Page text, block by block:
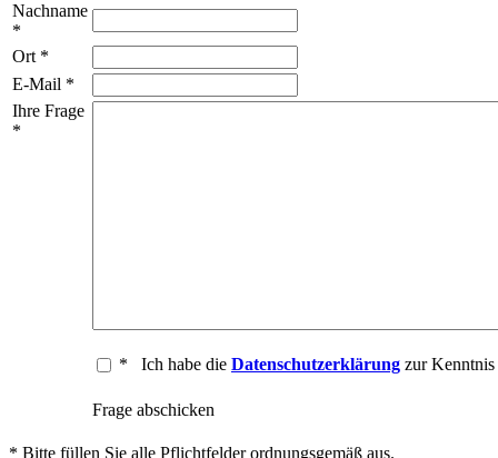
Nachname
*
Ort *
E-Mail *
Ihre Frage
*
* Ich habe die Datenschutzerklärung zur Kenntnis
Frage abschicken
* Bitte füllen Sie alle Pflichtfelder ordnungsgemäß aus.